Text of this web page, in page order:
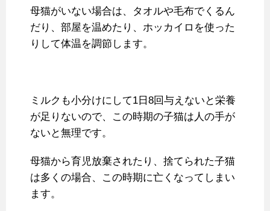
母猫がいない場合は、タオルや毛布でくるん
だり、部屋を温めたり、ホッカイロを使った
りして体温を調節します。
ミルクも小分けにして1日8回与えないと栄養
が足りないので、この時期の子猫は人の手が
ないと無理です。
母猫から育児放棄されたり、捨てられた子猫
は多くの場合、この時期に亡くなってしまい
ます。